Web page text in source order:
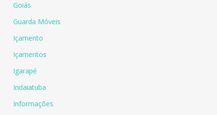
Goiás
Guarda Móveis
Içamento
Içamentos
Igarapé
Indaiatuba
Informações